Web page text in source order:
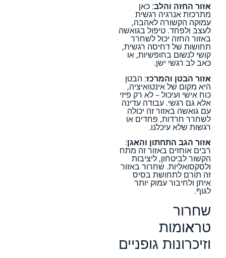
אזור החזה והלב: כאן
מתרכזת אנרגיה רגשית
עמוקה הקשורה לאהבה,
לעצב ולפחד. טיפול בגואשה
באזור החזה יכול לשחרר
תחושות של דחיסה רגשית,
קושי לנשום בחופשיות, או
כאב לב רגשי ישן.
אזור הבטן והמרכז: הבטן
היא מקום של אינטואיציה,
כוח אישי ועיכול – לא רק פיזי
אלא גם רגשי. עבודה עדינה
עם גואשה באזור זה יכולה
לשחרר חרדות, פחדים או
רגשות שלא עיכלנו.
אזור הגב התחתון והאגן:
רבים אוחזים באזור זה מתח
הקשור לביטחון, ליציבות
ולסקסואליות. שחרור באזור
זה תורם לתחושת בסיס
איתן ולחיבור עמוק יותר
לגוף.
שחרור
טראומות
וזיכרונות גופניים